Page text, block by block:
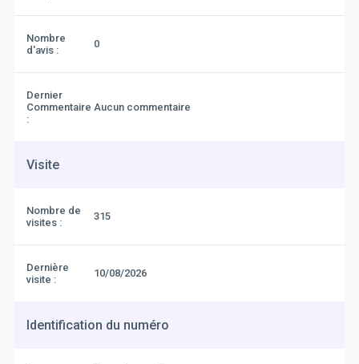
Nombre
d'avis :
0
Dernier
Commentaire
:
Aucun commentaire
Visite
Nombre de
visites :
315
Dernière
visite :
10/08/2026
Identification du numéro